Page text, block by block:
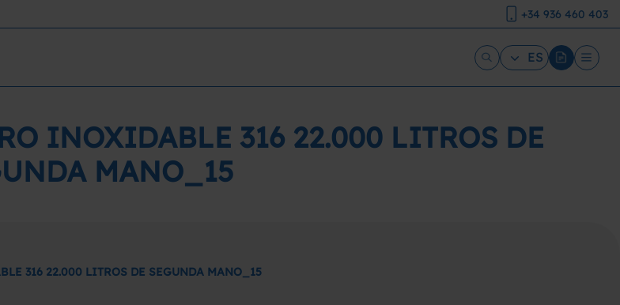
+34 936 460 403
ES
INOXIDABLE 316 22.000 LITROS DE
MANO_15
316 22.000 LITROS DE SEGUNDA MANO_15